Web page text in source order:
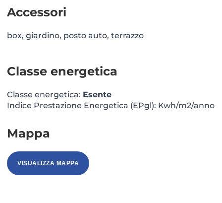
Accessori
box, giardino, posto auto, terrazzo
Classe energetica
Classe energetica: Esente
Indice Prestazione Energetica (EPgl): Kwh/m2/anno
Mappa
VISUALIZZA MAPPA